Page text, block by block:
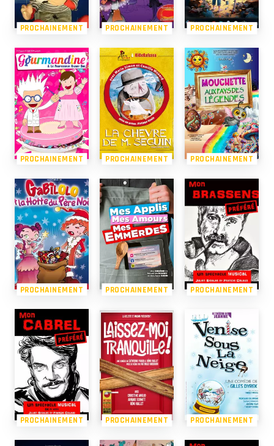
PROCHAINEMENT PROCHAINEMENT PROCHAINEMENT
PROCHAINEMENT PROCHAINEMENT PROCHAINEMENT
PROCHAINEMENT PROCHAINEMENT PROCHAINEMENT
PROCHAINEMENT PROCHAINEMENT PROCHAINEMENT